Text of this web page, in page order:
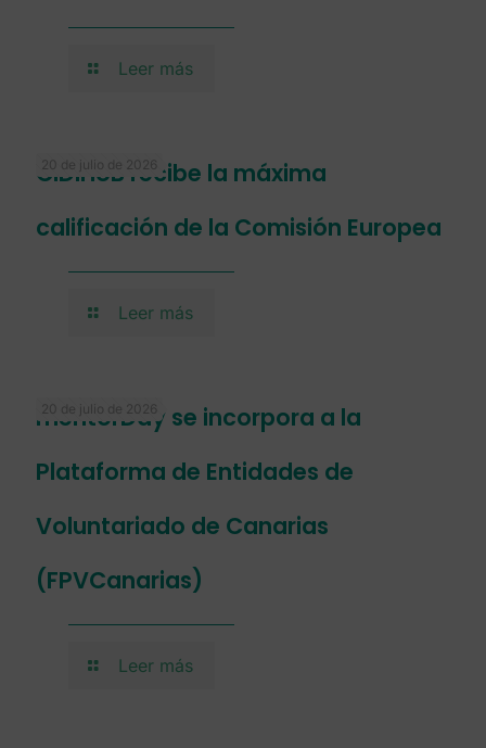
Leer más
20 de julio de 2026
CIDIHUB recibe la máxima
calificación de la Comisión Europea
Leer más
20 de julio de 2026
mentorDay se incorpora a la
Plataforma de Entidades de
Voluntariado de Canarias
(FPVCanarias)
Leer más